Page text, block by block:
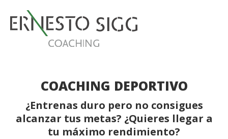
COACHING DEPORTIVO
¿Entrenas duro pero no consigues
alcanzar tus metas? ¿Quieres llegar a
tu máximo rendimiento?